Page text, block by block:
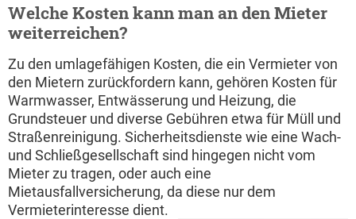
Welche Kosten kann man an den Mieter
weiterreichen?
Zu den umlagefähigen Kosten, die ein Vermieter von
den Mietern zurückfordern kann, gehören Kosten für
Warmwasser, Entwässerung und Heizung, die
Grundsteuer und diverse Gebühren etwa für Müll und
Straßenreinigung. Sicherheitsdienste wie eine Wach-
und Schließgesellschaft sind hingegen nicht vom
Mieter zu tragen, oder auch eine
Mietausfallversicherung, da diese nur dem
Vermieterinteresse dient.